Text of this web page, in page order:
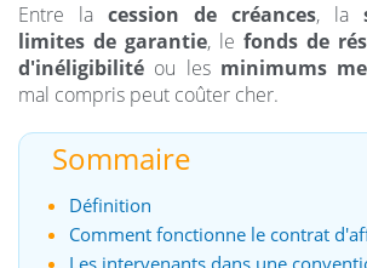
Entre la cession de créances, la
limites de garantie, le fonds de
d'inéligibilité ou les minimums
mal compris peut coûter cher.
Sommaire
Définition
Comment fonctionne le contrat